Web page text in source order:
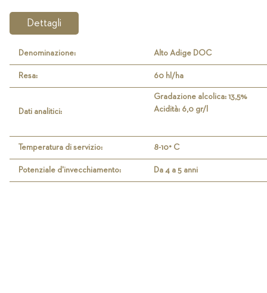
Dettagli
Denominazione: Alto Adige DOC
Resa: 60 hl/ha
Dati analitici:
Gradazione alcolica: 13,5%
Acidità: 6,0 gr/l
Temperatura di servizio: 8-10° C
Potenziale d'invecchiamento: Da 4 a 5 anni